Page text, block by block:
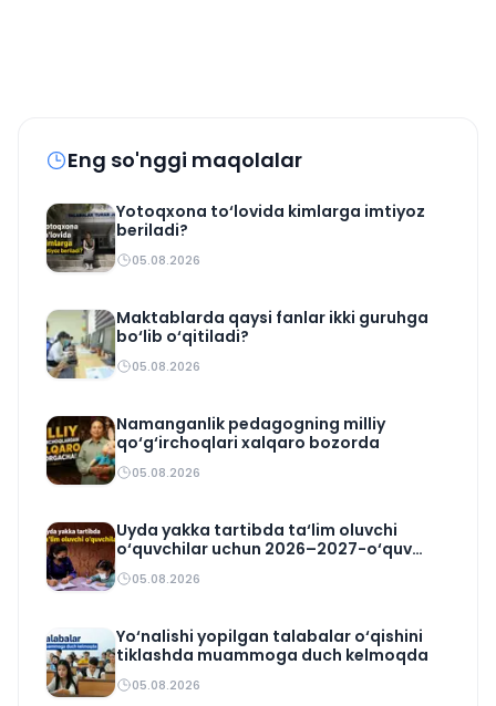
Eng so'nggi maqolalar
Yotoqxona to‘lovida kimlarga imtiyoz
beriladi?
05.08.2026
Maktablarda qaysi fanlar ikki guruhga
bo‘lib o‘qitiladi?
05.08.2026
Namanganlik pedagogning milliy
qo‘g‘irchoqlari xalqaro bozorda
05.08.2026
Uyda yakka tartibda ta‘lim oluvchi
o‘quvchilar uchun 2026–2027-o‘quv
rejasi tasdiqlandi
05.08.2026
Yo‘nalishi yopilgan talabalar o‘qishini
tiklashda muammoga duch kelmoqda
05.08.2026